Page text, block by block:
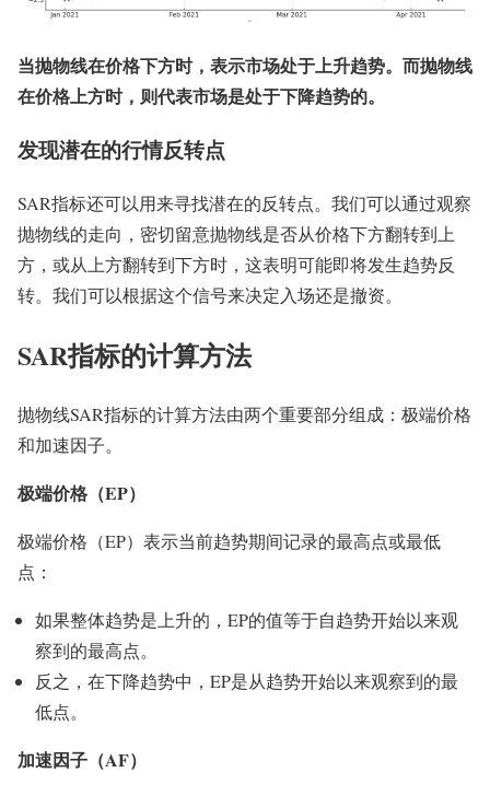
当抛物线在价格下方时，表示市场处于上升趋势。而抛物线
在价格上方时，则代表市场是处于下降趋势的。
发现潜在的行情反转点
SAR指标还可以用来寻找潜在的反转点。我们可以通过观察
抛物线的走向，密切留意抛物线是否从价格下方翻转到上
方，或从上方翻转到下方时，这表明可能即将发生趋势反
转。我们可以根据这个信号来决定入场还是撤资。
SAR指标的计算方法
抛物线SAR指标的计算方法由两个重要部分组成：极端价格
和加速因子。
极端价格（EP）
极端价格（EP）表示当前趋势期间记录的最高点或最低
点：
如果整体趋势是上升的，EP的值等于自趋势开始以来观
察到的最高点。
反之，在下降趋势中，EP是从趋势开始以来观察到的最
低点。
加速因子（AF）